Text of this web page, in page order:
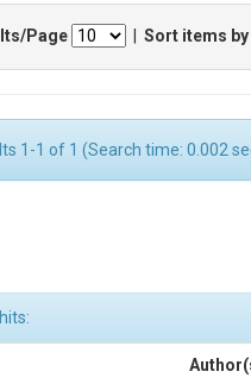
Page Sort items by
1-1 of 1 (Search time: 0.002